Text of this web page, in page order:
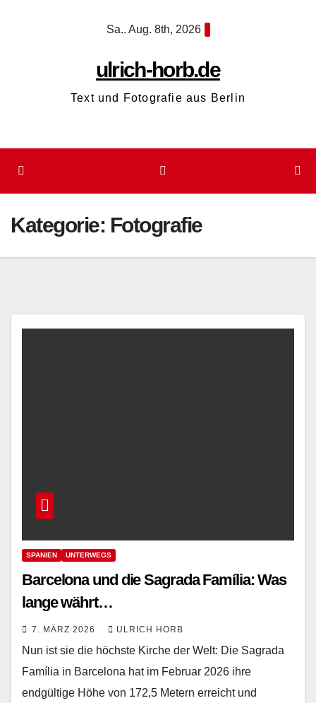
Sa.. Aug. 8th, 2026
ulrich-horb.de
Text und Fotografie aus Berlin
Kategorie: Fotografie
SPANIEN UNTERWEGS
Barcelona und die Sagrada Família: Was
lange währt…
7. MÄRZ 2026 ULRICH HORB
Nun ist sie die höchste Kirche der Welt: Die Sagrada
Família in Barcelona hat im Februar 2026 ihre
endgültige Höhe von 172,5 Metern erreicht und